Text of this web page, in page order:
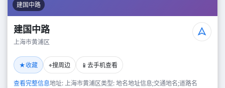
建国中路
建国中路
上海市黄浦区
★收藏 ⌖搜周边 📱 去手机查看
查看完整信息地址: 上海市黄浦区类型: 地名地址信息;交通地名;道路名